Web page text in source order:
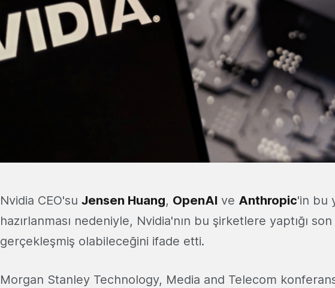
Nvidia CEO'su Jensen Huang, OpenAI ve Anthropic'in bu
hazırlanması nedeniyle, Nvidia'nın bu şirketlere yaptığı son
gerçekleşmiş olabileceğini ifade etti.
Morgan Stanley Technology, Media and Telecom